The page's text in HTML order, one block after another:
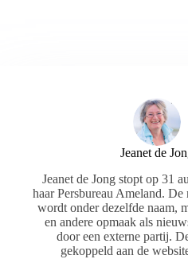
Jeanet de
Jeanet de Jong stopt op 31
haar Persbureau Ameland.
wordt onder dezelfde naam,
en andere opmaak als
door een externe partij.
gekoppeld aan de